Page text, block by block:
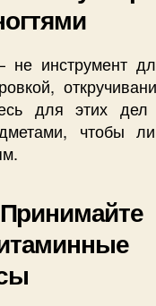
не инструмент
для этих дел
чтобы